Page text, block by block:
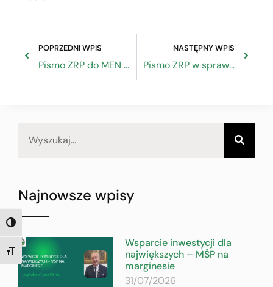
TOGGLE HIGH CONTRAST
TOGGLE FONT SIZE
POPRZEDNI WPIS
Pismo ZRP do MEN w sprawie powrotu pracowników młodocianych do realizacji praktycznej nauki zawodu
NASTĘPNY WPIS
Pismo ZRP w sprawie praktyk ograniczających konkurencję i kontrolę koncentracji
Najnowsze wpisy
Wsparcie inwestycji dla
największych – MŚP na
marginesie
31/07/2026